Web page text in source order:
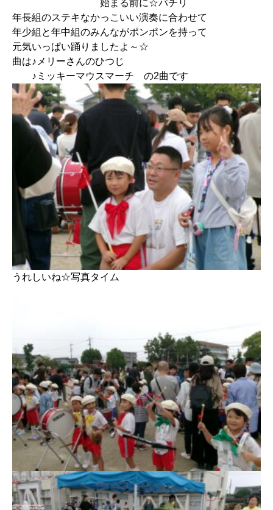
始まる前に☆パチリ
年長組のステキなかっこいい演奏に合わせて
年少組と年中組のみんながポンポンを持って
元気いっぱい踊りましたよ～☆
曲は♪メリーさんのひつじ
♪ミッキーマウスマーチ の2曲です
うれしいね☆写真タイム